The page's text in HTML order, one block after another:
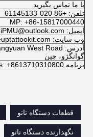
با ما تماس بگیرید
تلفن: +86 020-61145133
MP: +86-15817000440
ایمیل: gzqingmeiPMU@outlook.com
وب سایت: http://www.permanentmakeuptattookit.com/
آدرس: No.11,1/F, Beauty Exchange Center, 121 Guangyuan West Road
گوانگژو، چین
برنامه Whats: +8613710310800
قطعات دستگاه تاتو
نگهدارنده دستگاه تاتو